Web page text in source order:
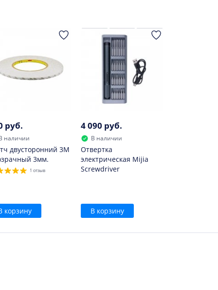
руб.
наличии
двусторонний 3M
3мм.
1 отзыв
корзину
4 090 руб.
В наличии
Отвертка
электрическая Mijia
Screwdriver
В корзину